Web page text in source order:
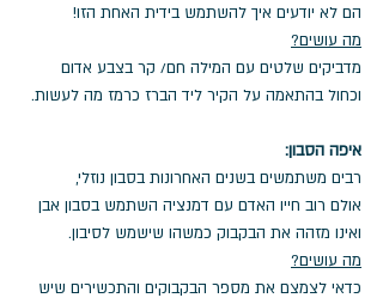
הם לא יודעים איך להשתמש בידית האחת הזו!
מה עושים?
מדביקים שלטים עם המילה חם/ קר בצבע אדום
וכחול בהתאמה על הקיר ליד הברז כרמז מה לעשות.
איפה הסבון:
רבים משתמשים בשנים האחרונות בסבון נוזלי,
אולם רוב חייו האדם עם דמנציה השתמש בסבון אבן
ואינו מזהה את הבקבוק כמשהו שישמש לסיבון.
מה עושים?
כדאי לצמצם את מספר הבקבוקים והתכשירים שיש